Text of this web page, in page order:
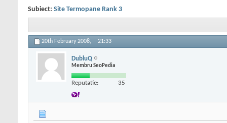
Subiect: Site Termopane Rank 3
20th February 2008, 21:33
DubluQ
Membru SeoPedia
Reputatie: 35